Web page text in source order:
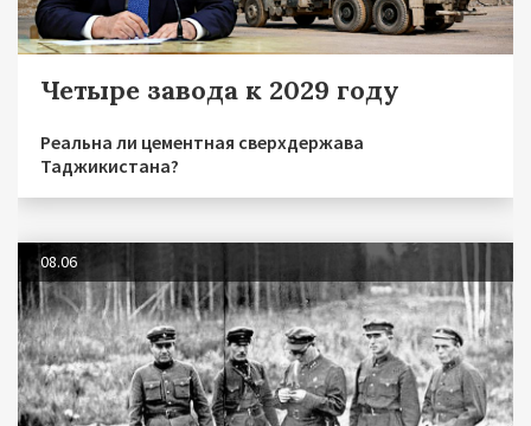
Четыре завода к 2029 году
Реальна ли цементная сверхдержава
Таджикистана?
08.06